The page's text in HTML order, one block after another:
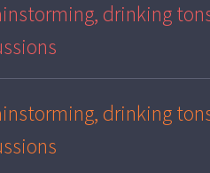
drinking
drinking